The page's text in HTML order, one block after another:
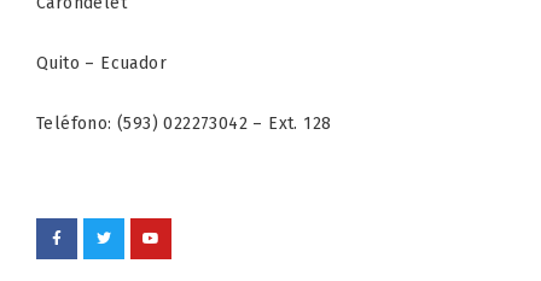
Quito – Ecuador
Teléfono: (593) 022273042 – Ext. 128